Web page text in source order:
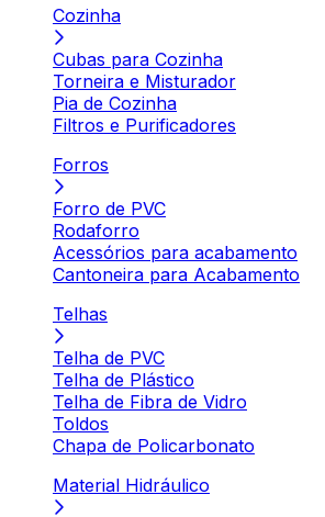
Cozinha
Cubas para Cozinha
Torneira e Misturador
Pia de Cozinha
Filtros e Purificadores
Forros
Forro de PVC
Rodaforro
Acessórios para acabamento
Cantoneira para Acabamento
Telhas
Telha de PVC
Telha de Plástico
Telha de Fibra de Vidro
Toldos
Chapa de Policarbonato
Material Hidráulico